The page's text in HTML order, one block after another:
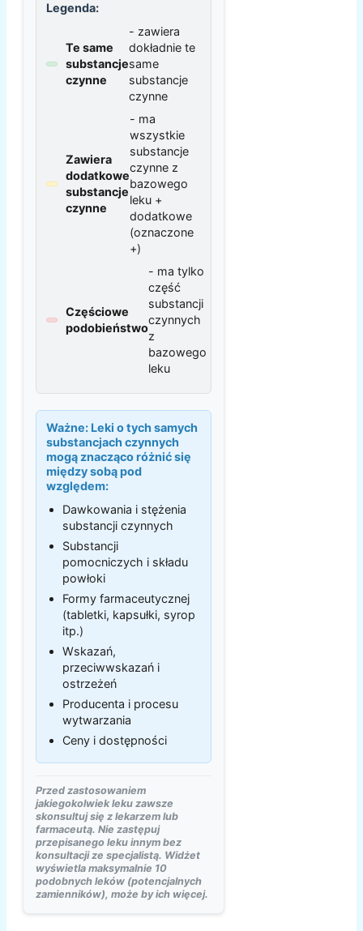
Legenda:
Te same
substancje
czynne
- zawiera
dokładnie te
same
substancje
czynne
Zawiera
dodatkowe
substancje
czynne
- ma
wszystkie
substancje
czynne z
bazowego
leku +
dodatkowe
(oznaczone
+)
Częściowe
podobieństwo
- ma tylko
część
substancji
czynnych
z
bazowego
leku
Ważne: Leki o tych samych
substancjach czynnych
mogą znacząco różnić się
między sobą pod
względem:
Dawkowania i stężenia
substancji czynnych
Substancji
pomocniczych i składu
powłoki
Formy farmaceutycznej
(tabletki, kapsułki, syrop
itp.)
Wskazań,
przeciwwskazań i
ostrzeżeń
Producenta i procesu
wytwarzania
Ceny i dostępności
Przed zastosowaniem
jakiegokolwiek leku zawsze
skonsultuj się z lekarzem lub
farmaceutą. Nie zastępuj
przepisanego leku innym bez
konsultacji ze specjalistą. Widżet
wyświetla maksymalnie 10
podobnych leków (potencjalnych
zamienników), może by ich więcej.